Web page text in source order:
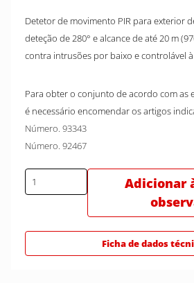
Detetor de movimento PIR para exterior
deteção de 280° e alcance de até 20 m
contra intrusões por baixo e controlável
Para obter o conjunto de acordo com as
é necessário encomendar os artigos
Número. 93343
Número. 92467
Adicionar
Ficha de dados